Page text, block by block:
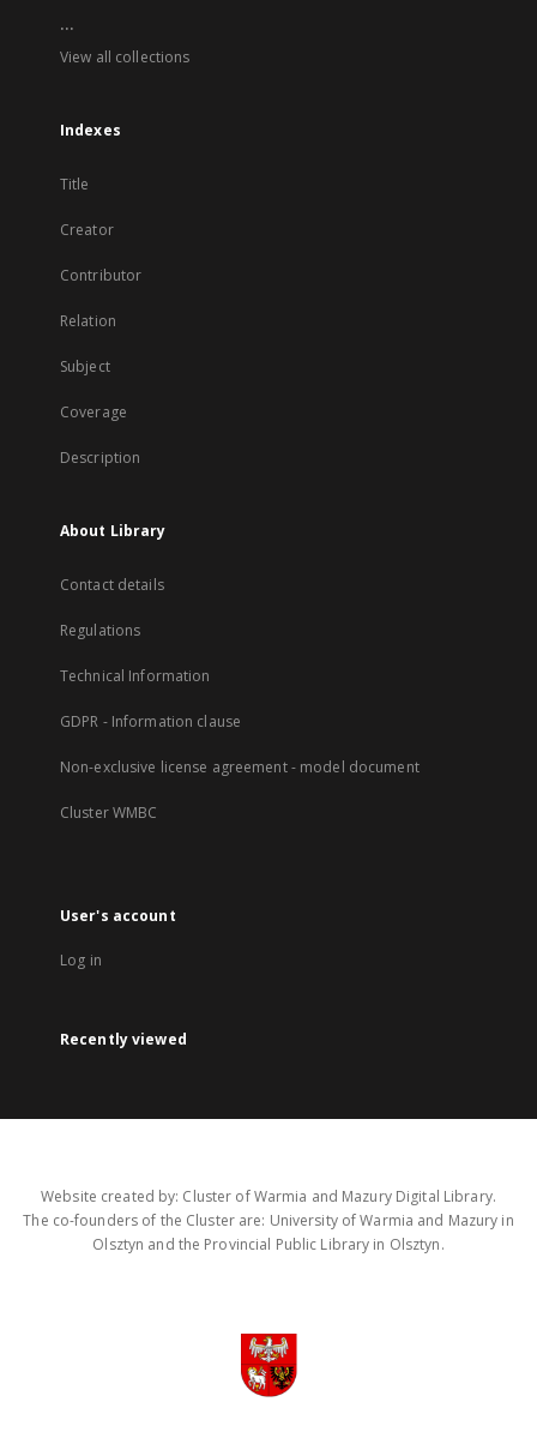
...
View all collections
Indexes
Title
Creator
Contributor
Relation
Subject
Coverage
Description
About Library
Contact details
Regulations
Technical Information
GDPR - Information clause
Non-exclusive license agreement - model document
Cluster WMBC
User's account
Log in
Recently viewed
Website created by: Cluster of Warmia and Mazury Digital Library.
The co-founders of the Cluster are: University of Warmia and Mazury in
Olsztyn and the Provincial Public Library in Olsztyn.